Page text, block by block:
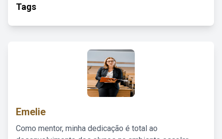
Tags
Emelie
Como mentor, minha dedicação é total ao